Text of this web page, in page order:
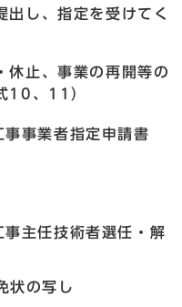
出し、指定を受けてく
休止、事業の再開等の
10、11）
事業者指定申請書
主任技術者選任・解
状の写し